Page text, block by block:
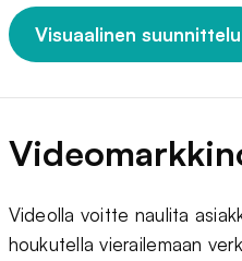
Visuaalinen suunnittelu
Videolla voitte naulita
houkutella vierailemaan